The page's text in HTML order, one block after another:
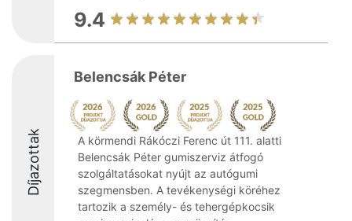
9.4
Díjazottak
Belencsák Péter
A körmendi Rákóczi Ferenc út 111. alatti
Belencsák Péter gumiszerviz átfogó
szolgáltatásokat nyújt az autógumi
szegmensben. A tevékenységi köréhez
tartozik a személy- és tehergépkocsik